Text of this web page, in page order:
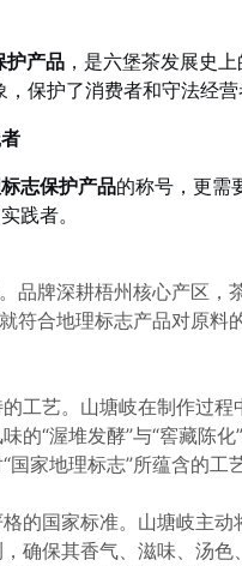
护产品 ，是六堡茶发展史
保护了消费者和守法经营
志保护产品的称号，更需
践者。
品牌深耕梧州核心产区
符合地理标志产品对原
工艺。山塘岐在制作过
的“渥堆发酵”与“窖藏陈
家地理标志”所蕴含的工
的国家标准。山塘岐主
确保其香气、滋味、汤